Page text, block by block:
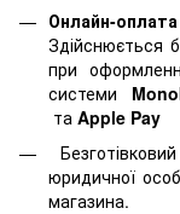
Онлайн-
Здійснюється
при
системи
та Apple Pay
юридичної
магазина.